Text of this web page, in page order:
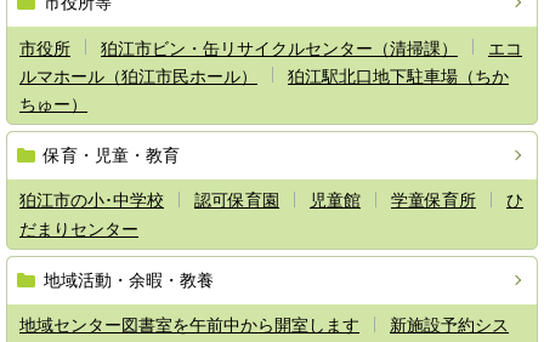
市役所 狛江市ビン・缶リサイクルセンター（清掃課）
エコ
ルマホール（狛江市民ホール）
狛江駅北口地下駐車場（ちか
ちゅー）
保育・児童・教育
狛江市の小･中学校 認可保育園 児童館 学童保育所
ひ
だまりセンター
地域活動・余暇・教養
地域センター図書室を午前中から開室します
新施設予約シス